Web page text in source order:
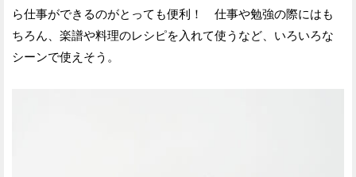
ら仕事ができるのがとっても便利！ 仕事や勉強の際にはも
ちろん、楽譜や料理のレシピを入れて使うなど、いろいろな
シーンで使えそう。